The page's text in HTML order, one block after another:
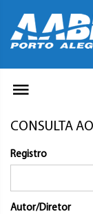
CONSULTA
Registro
Autor/Diretor